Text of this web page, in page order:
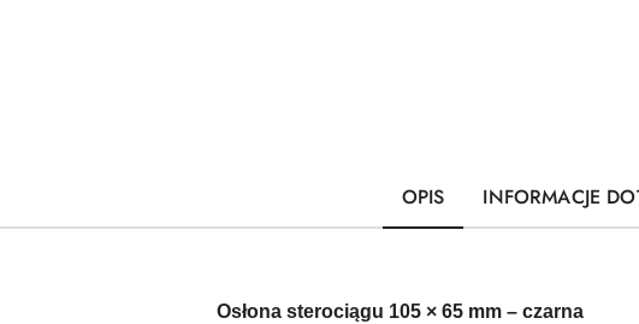
OPIS INFORMACJE
Osłona sterociągu 105 × 65 mm – czarna